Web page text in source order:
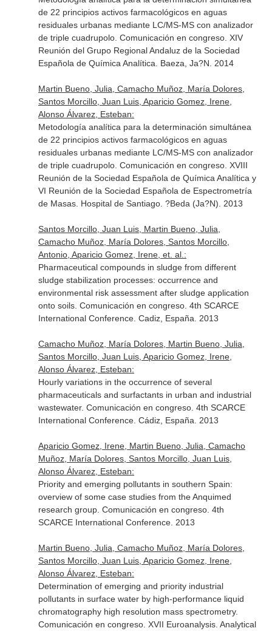
de 22 principios activos farmacológicos en aguas
residuales urbanas mediante LC/MS-MS con analizador
de triple cuadrupolo. Comunicación en congreso. XIV
Reunión del Grupo Regional Andaluz de la Sociedad
Española de Química Analítica. Baeza, Ja?N. 2014
Martin Bueno, Julia, Camacho Muñoz, María Dolores,
Santos Morcillo, Juan Luis, Aparicio Gomez, Irene,
Alonso Álvarez, Esteban:
Metodología analítica para la determinación simultánea
de 22 principios activos farmacológicos en aguas
residuales urbanas mediante LC/MS-MS con analizador
de triple cuadrupolo. Comunicación en congreso. XVIII
Reunión de la Sociedad Española de Química Analítica y
VI Reunión de la Sociedad Española de Espectrometría
de Masas. Hospital de Santiago. ?Beda (Ja?N). 2013
Santos Morcillo, Juan Luis, Martin Bueno, Julia,
Camacho Muñoz, María Dolores, Santos Morcillo,
Antonio, Aparicio Gomez, Irene, et. al.:
Pharmaceutical compounds in sludge from different
sludge stabilization processes: occurrence and
environmental risk assessment after sludge application
onto soils. Comunicación en congreso. 4th SCARCE
International Conference. Cadiz, España. 2013
Camacho Muñoz, María Dolores, Martin Bueno, Julia,
Santos Morcillo, Juan Luis, Aparicio Gomez, Irene,
Alonso Álvarez, Esteban:
Hourly variations in the occurrence of several
pharmaceuticals and surfactants in urban and industrial
wastewater. Comunicación en congreso. 4th SCARCE
International Conference. Cádiz, España. 2013
Aparicio Gomez, Irene, Martin Bueno, Julia, Camacho
Muñoz, María Dolores, Santos Morcillo, Juan Luis,
Alonso Álvarez, Esteban:
Priority and emerging pollutants in southern Spain:
overview of some case studies from the Anquimed
research group. Comunicación en congreso. 4th
SCARCE International Conference. 2013
Martin Bueno, Julia, Camacho Muñoz, María Dolores,
Santos Morcillo, Juan Luis, Aparicio Gomez, Irene,
Alonso Álvarez, Esteban:
Determination of emerging and priority industrial
pollutants in surface water by high-performance liquid
chromatography high resolution mass spectrometry.
Comunicación en congreso. XVII Euroanalysis. Analytical